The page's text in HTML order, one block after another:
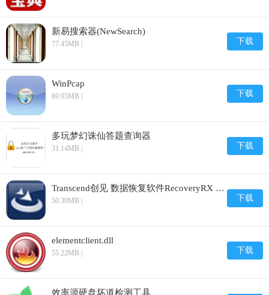
新易搜索器(NewSearch)
77.45MB | 下载
WinPcap
69.95MB | 下载
多玩梦幻诛仙答题查询器
31.14MB | 下载
Transcend创见 数据恢复软件RecoveryRX Tool
50.39MB | 下载
elementclient.dll
55.22MB | 下载
效率源硬盘坏道检测工具